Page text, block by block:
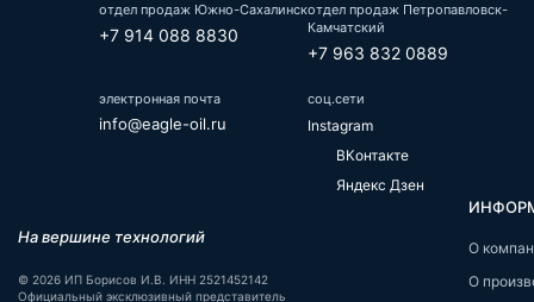
отдел продаж Южно-Сахалинск
+7 914 088 8830
отдел продаж Петропавловск-
Камчатский
+7 963 832 0889
электронная почта
info@eagle-oil.ru
соц.сети
Instagram
ВКонтакте
Яндекс Дзен
О
О
На вершине технологий
© 2026 ИП Борисов И.В. ИНН 2521452142
Официальный эксклюзивный представитель